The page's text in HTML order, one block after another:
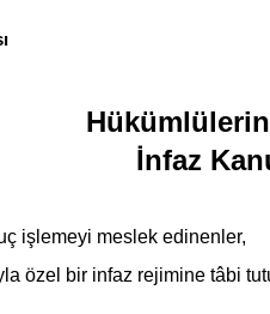
Hükümlülerin
İnfaz
işlemeyi meslek edinenler,
özel bir infaz rejimine tâbi